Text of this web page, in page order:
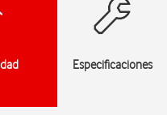
Especificaciones